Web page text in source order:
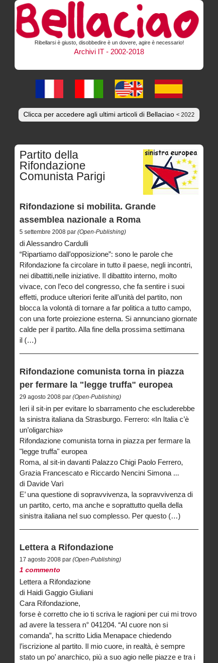
Ribellarsi è giusto, disobbedire è un dovere, agire è necessario!
Archivi IT - 2002-2018
Clicca per accedere agli ultimi articoli di Bellaciao < 2022
Partito della
Rifondazione
Comunista Parigi
Rifondazione si mobilita. Grande
assemblea nazionale a Roma
5 settembre 2008 par (Open-Publishing)
di Alessandro Cardulli
“Ripartiamo dall’opposizione”: sono le parole che
Rifondazione fa circolare in tutto il paese, negli incontri,
nei dibattiti,nelle iniziative. Il dibattito interno, molto
vivace, con l’eco del congresso, che fa sentire i suoi
effetti, produce ulteriori ferite all’unità del partito, non
blocca la volontà di tornare a far politica a tutto campo,
con una forte proiezione esterna. Si annunciano giornate
calde per il partito. Alla fine della prossima settimana
il (…)
Rifondazione comunista torna in piazza
per fermare la "legge truffa" europea
29 agosto 2008 par (Open-Publishing)
Ieri il sit-in per evitare lo sbarramento che escluderebbe
la sinistra italiana da Strasburgo. Ferrero: «In Italia c’è
un’oligarchia»
Rifondazione comunista torna in piazza per fermare la
"legge truffa" europea
Roma, al sit-in davanti Palazzo Chigi Paolo Ferrero,
Grazia Francescato e Riccardo Nencini Simona ...
di Davide Varì
E’ una questione di sopravvivenza, la sopravvivenza di
un partito, certo, ma anche e soprattutto quella della
sinistra italiana nel suo complesso. Per questo (…)
Lettera a Rifondazione
17 agosto 2008 par (Open-Publishing)
1 commento
Lettera a Rifondazione
di Haidi Gaggio Giuliani
Cara Rifondazione,
forse è corretto che io ti scriva le ragioni per cui mi trovo
ad avere la tessera n° 041204. “Al cuore non si
comanda”, ha scritto Lidia Menapace chiedendo
l’iscrizione al partito. Il mio cuore, in realtà, è sempre
stato un po’ anarchico, più a suo agio nelle piazze e tra i